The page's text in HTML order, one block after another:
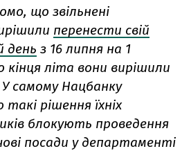
що звільнені
перенести свій
день з 16 липня на 1
кінця літа вони вирішили
самому Нацбанку
рішення їхніх
блокують проведення
посади у департаменті